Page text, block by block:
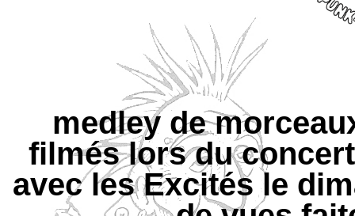
medley de
filmés lors du
avec les Excités le